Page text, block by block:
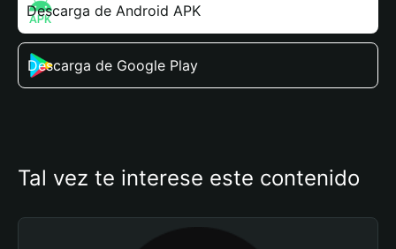
Descarga de Android APK
Descarga de Google Play
Tal vez te interese este contenido